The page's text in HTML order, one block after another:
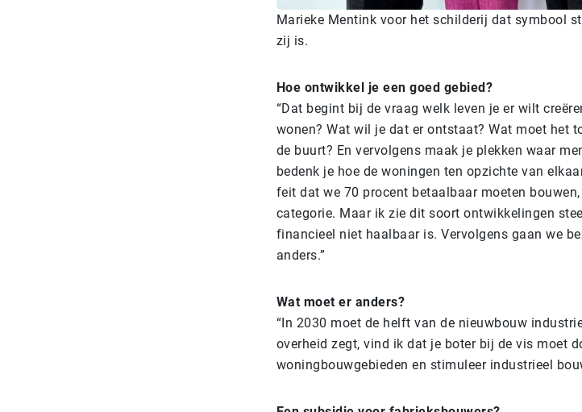
Marieke Mentink voor het schilderij dat symbool
zij is.
Hoe ontwikkel je een goed gebied?
“Dat begint bij de vraag welk leven je er wilt
wonen? Wat wil je dat er ontstaat? Wat moet het
de buurt? En vervolgens maak je plekken waar
bedenk je hoe de woningen ten opzichte van
feit dat we 70 procent betaalbaar moeten
categorie. Maar ik zie dit soort ontwikkelingen
financieel niet haalbaar is. Vervolgens gaan we
anders.”
Wat moet er anders?
“In 2030 moet de helft van de nieuwbouw
overheid zegt, vind ik dat je boter bij de vis moet
woningbouwgebieden en stimuleer industrieel